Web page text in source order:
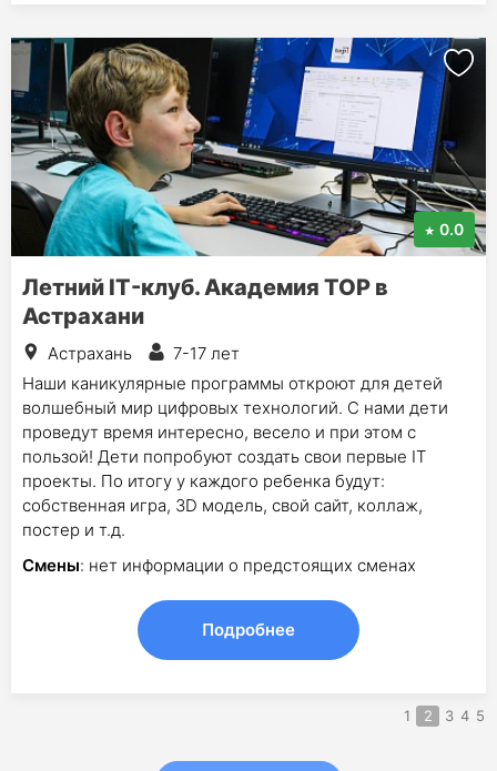
0.0
Летний IT-клуб. Академия TOP в
Астрахани
Астрахань
7-17 лет
Наши каникулярные программы откроют для детей
волшебный мир цифровых технологий. С нами дети
проведут время интересно, весело и при этом с
пользой! Дети попробуют создать свои первые IT
проекты. По итогу у каждого ребенка будут:
собственная игра, 3D модель, свой сайт, коллаж,
постер и т.д.
Смены: нет информации о предстоящих сменах
Подробнее
1 2 3 4 5